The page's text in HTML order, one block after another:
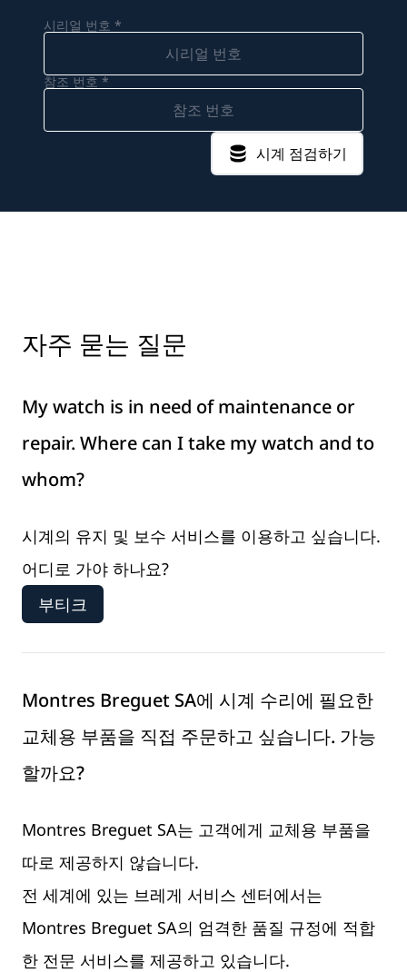
시리얼 번호 *
참조 번호 *
시계 점검하기
자주 묻는 질문
My watch is in need of maintenance or
repair. Where can I take my watch and to
whom?
시계의 유지 및 보수 서비스를 이용하고 싶습니다.
어디로 가야 하나요?
부티크
Montres Breguet SA에 시계 수리에 필요한
교체용 부품을 직접 주문하고 싶습니다. 가능
할까요?
Montres Breguet SA는 고객에게 교체용 부품을
따로 제공하지 않습니다.
전 세계에 있는 브레게 서비스 센터에서는
Montres Breguet SA의 엄격한 품질 규정에 적합
한 전문 서비스를 제공하고 있습니다.